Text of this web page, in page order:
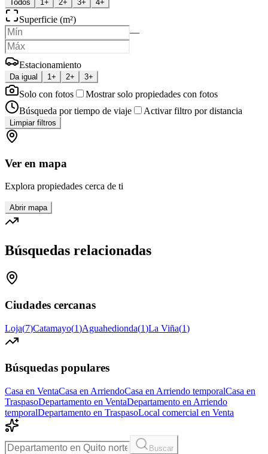
Todos 1+ 2+ 3+ 4+
Superficie (m²)
—
Estacionamiento
Da igual 1+ 2+ 3+
Solo con fotos
Mostrar solo propiedades con fotos
Búsqueda por tiempo de viaje
Activar filtro por distancia
Limpiar filtros
Ver en mapa
Explora propiedades cerca de ti
Abrir mapa
Búsquedas relacionadas
Ciudades cercanas
Loja(7)Catamayo(1)Aguahedionda(1)La Viña(1)
Búsquedas populares
Casa en VentaCasa en ArriendoCasa en Arriendo temporalCasa en
TraspasoDepartamento en VentaDepartamento en Arriendo
temporalDepartamento en TraspasoLocal comercial en Venta
Buscar